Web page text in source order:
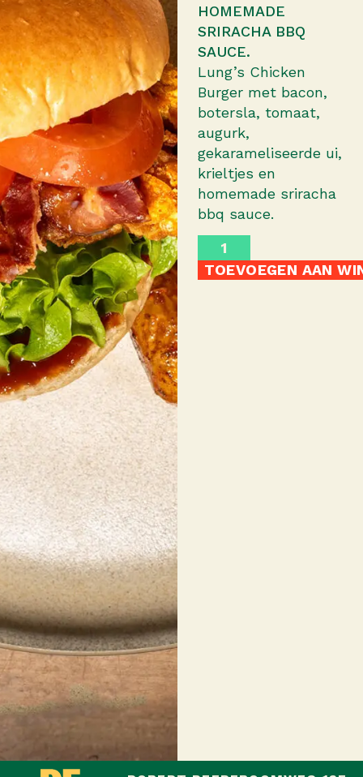
HOMEMADE
SRIRACHA BBQ
SAUCE.
Lung’s Chicken
Burger met bacon,
botersla, tomaat,
augurk,
gekarameliseerde ui,
krieltjes en
homemade sriracha
bbq sauce.
TOEVOEGEN AAN